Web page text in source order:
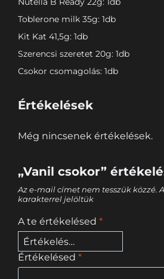
Toblerone milk 35g: 1db
Kit Kat 41,5g: 1db
Szerencsi szeretet 20g: 1db
Csokor csomagolás: 1db
Értékelések
Még nincsenek értékelések.
„Vanil csokor”
Az e-mail címet nem tesszük közzé.
karakterrel jelöltük
A te értékelésed *
Értékelésed *